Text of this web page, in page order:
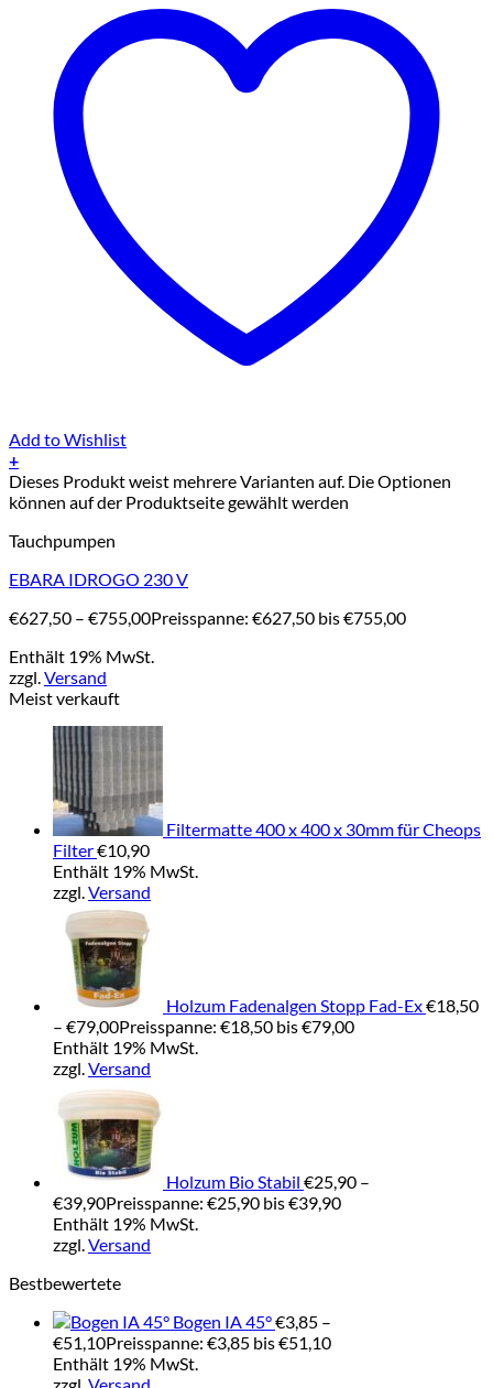
Add to Wishlist
+
Dieses Produkt weist mehrere Varianten auf. Die Optionen
können auf der Produktseite gewählt werden
Tauchpumpen
EBARA IDROGO 230 V
€627,50 – €755,00Preisspanne: €627,50 bis €755,00
Enthält 19% MwSt.
zzgl.Versand
Meist verkauft
Filtermatte 400 x 400 x 30mm für Cheops
Filter€10,90
Enthält 19% MwSt.
zzgl.Versand
Holzum Fadenalgen Stopp Fad-Ex€18,50
– €79,00Preisspanne: €18,50 bis €79,00
Enthält 19% MwSt.
zzgl.Versand
Holzum Bio Stabil €25,90 –
€39,90Preisspanne: €25,90 bis €39,90
Enthält 19% MwSt.
zzgl.Versand
Bestbewertete
Bogen IA 45°€3,85 –
€51,10Preisspanne: €3,85 bis €51,10
Enthält 19% MwSt.